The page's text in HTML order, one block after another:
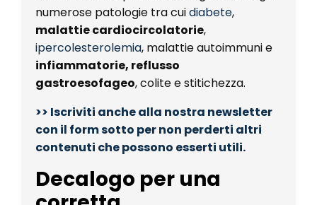
numerose patologie tra cuidiabete,
malattie cardiocircolatorie,
ipercolesterolemia, malattie autoimmuni e
infiammatorie, reflusso
gastroesofageo, colite e stitichezza.
>> Iscriviti anche alla nostra newsletter
con il form sotto per non perderti altri
contenuti che possono esserti utili.
Decalogo per una